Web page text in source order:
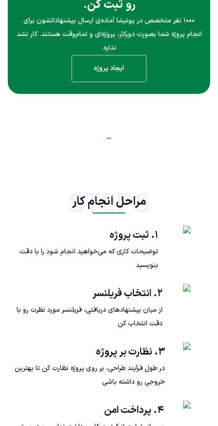
رو ثبت کن.
۱۰۰۰ نفر متخصص در پونیشا آماده‌ی ارسال پیشنهاداتشون برای
انجام پروژه شما بصورت دورکار، پروژه‌ای و تمام‌وقت هستند. کار نشد
نداره.
ایجاد پروژه
مراحل انجام کار
STEPS
۱. ثبت پروژه
توضیحات کاری که می‌خواهید انجام شود را با دقت
بنویسید
۲. انتخاب فریلنسر
از میان پیشنهادهای دریافتی، فریلنسر مورد نظرت رو با
دقت انتخاب کن
۳. نظارت بر پروژه
در طول فرآیند طراحی، بر روی پروژه نظارت کن تا بهترین
خروجی رو داشته باشی
۴. پرداخت امن